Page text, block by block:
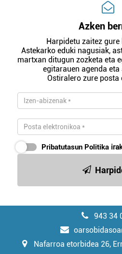
Azken
Harpidetu zaitez
Astekarko eduki nagusiak,
martxan ditugun zozketa eta
egitarauen agenda eta
Ostiralero zure posta
Pribatutasun Politika
943 34
Nafarroa etorbidea 26,